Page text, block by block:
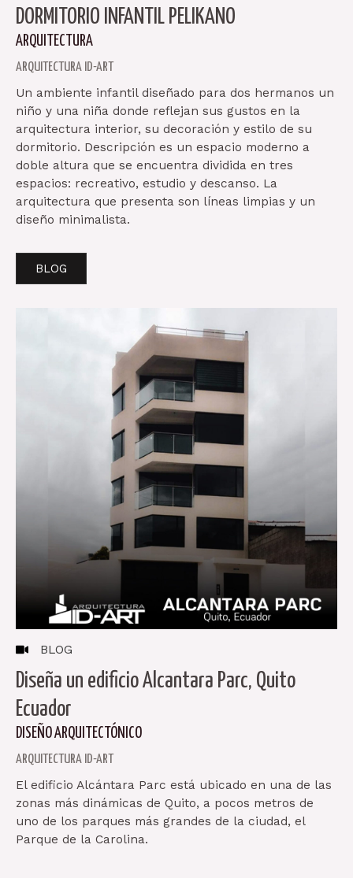
DORMITORIO INFANTIL PELIKANO
ARQUITECTURA
ARQUITECTURA ID-ART
Un ambiente infantil diseñado para dos hermanos un
niño y una niña donde reflejan sus gustos en la
arquitectura interior, su decoración y estilo de su
dormitorio. Descripción es un espacio moderno a
doble altura que se encuentra dividida en tres
espacios: recreativo, estudio y descanso. La
arquitectura que presenta son líneas limpias y un
diseño minimalista.
BLOG
BLOG
Diseña un edificio Alcantara Parc, Quito
Ecuador
DISEÑO ARQUITECTÓNICO
ARQUITECTURA ID-ART
El edificio Alcántara Parc está ubicado en una de las
zonas más dinámicas de Quito, a pocos metros de
uno de los parques más grandes de la ciudad, el
Parque de la Carolina.